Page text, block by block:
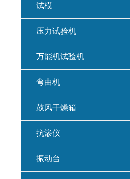
试模
压力试验机
万能机试验机
弯曲机
鼓风干燥箱
抗渗仪
振动台